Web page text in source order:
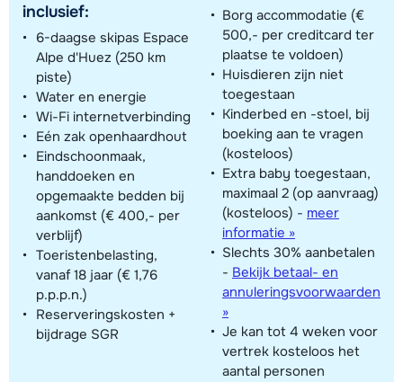
inclusief:
6-daagse skipas Espace
Alpe d'Huez (250 km
piste)
Water en energie
Wi-Fi internetverbinding
Eén zak openhaardhout
Eindschoonmaak,
handdoeken en
opgemaakte bedden bij
aankomst (€ 400,- per
verblijf)
Toeristenbelasting,
vanaf 18 jaar (€ 1,76
p.p.p.n.)
Reserveringskosten +
bijdrage SGR
Borg accommodatie (€
500,- per creditcard ter
plaatse te voldoen)
Huisdieren zijn niet
toegestaan
Kinderbed en -stoel, bij
boeking aan te vragen
(kosteloos)
Extra baby toegestaan,
maximaal 2 (op aanvraag)
(kosteloos) - meer
informatie »
Slechts 30% aanbetalen
- Bekijk betaal- en
annuleringsvoorwaarden
»
Je kan tot 4 weken voor
vertrek kosteloos het
aantal personen